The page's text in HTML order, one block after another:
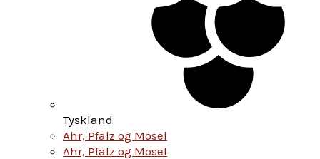
Tyskland
Ahr, Pfalz og Mosel
Ahr, Pfalz og Mosel